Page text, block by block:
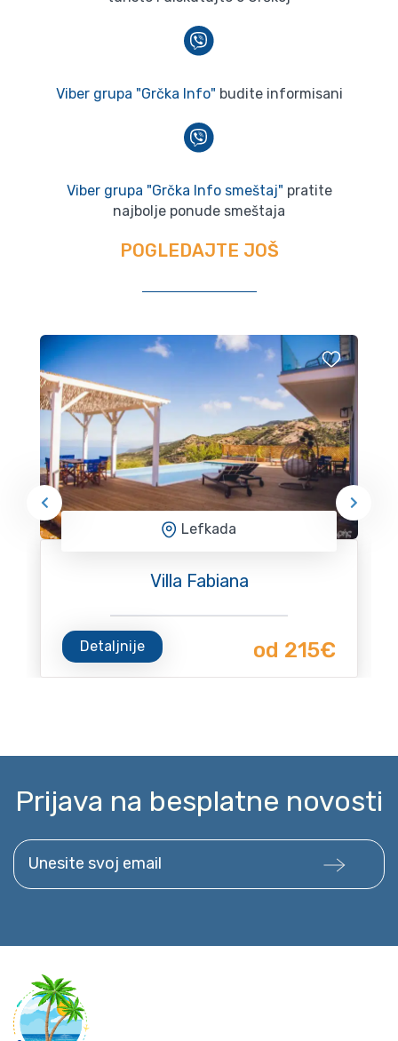
Viber grupa "Grčka Info" budite informisani
Viber grupa "Grčka Info smeštaj" pratite
najbolje ponude smeštaja
POGLEDAJTE JOŠ
Lefkada
Villa Fabiana
Detaljnije od 215€
Prijava na besplatne novosti
Unesite svoj email